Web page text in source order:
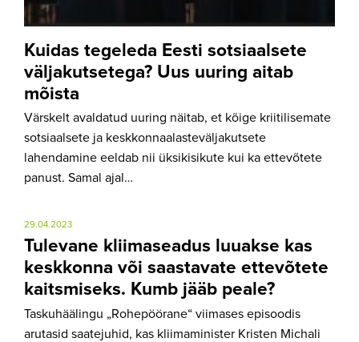
Kuidas tegeleda Eesti sotsiaalsete
väljakutsetega? Uus uuring aitab
mõista
Värskelt avaldatud uuring näitab, et kõige kriitilisemate
sotsiaalsete ja keskkonnaalasteväljakutsete
lahendamine eeldab nii üksikisikute kui ka ettevõtete
panust. Samal ajal…
29.04.2023
Tulevane kliimaseadus luuakse kas
keskkonna või saastavate ettevõtete
kaitsmiseks. Kumb jääb peale?
Taskuhäälingu „Rohepöörane“ viimases episoodis
arutasid saatejuhid, kas kliimaminister Kristen Michali